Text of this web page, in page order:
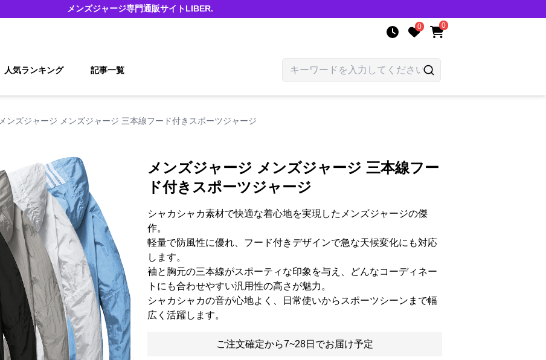
メンズジャージ専門通販サイトLIBER.
0 0
人気ランキング 記事一覧
メンズジャージ メンズジャージ 三本線フード付きスポーツジャージ
メンズジャージ メンズジャージ 三本線フー
ド付きスポーツジャージ
シャカシャカ素材で快適な着心地を実現したメンズジャージの傑
作。
軽量で防風性に優れ、フード付きデザインで急な天候変化にも対応
します。
袖と胸元の三本線がスポーティな印象を与え、どんなコーディネー
トにも合わせやすい汎用性の高さが魅力。
シャカシャカの音が心地よく、日常使いからスポーツシーンまで幅
広く活躍します。
ご注文確定から7~28日でお届け予定